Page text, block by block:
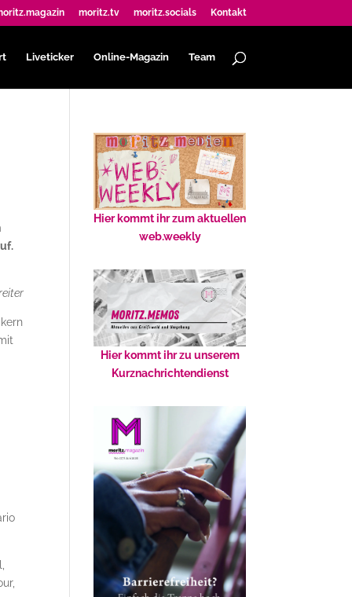
moritz.tv moritz.socials Kontakt
Liveticker Online-Magazin Team
Hier kommt ihr zum aktuellen
web.weekly
Hier kommt ihr zu unserem
Kurznachrichtendienst